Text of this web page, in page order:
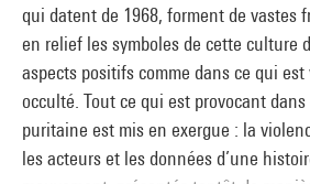
qui datent de 1968, forment de vastes
en relief les symboles de cette culture
aspects positifs comme dans ce qui
occulté. Tout ce qui est provocant
puritaine est mis en exergue : la
les acteurs et les données d’une